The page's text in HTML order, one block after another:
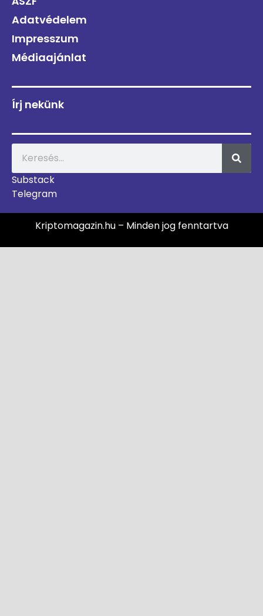
Adatvédelem
Impresszum
Médiaajánlat
Írj nekünk
Substack
Telegram
Kriptomagazin.hu – Minden jog fenntartva